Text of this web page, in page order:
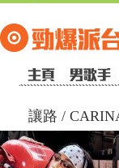
讓路 /